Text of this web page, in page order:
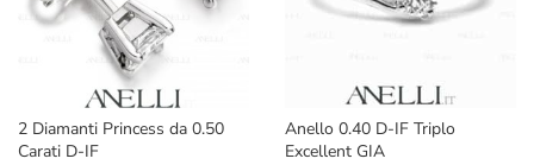
2 Diamanti Princess da 0.50
Carati D-IF
Anello 0.40 D-IF Triplo
Excellent GIA